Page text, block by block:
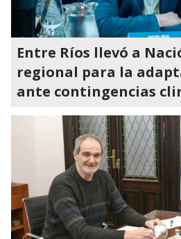
Entre Ríos llevó a
regional para la
ante contingencias